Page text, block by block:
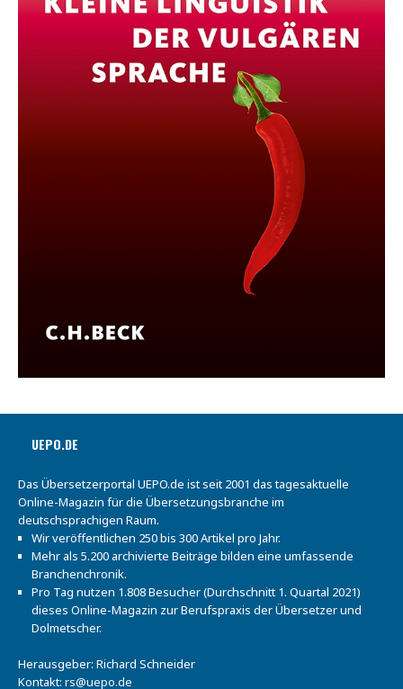
UEPO.DE
Das Übersetzerportal UEPO.de ist seit 2001 das tagesaktuelle
Online-Magazin für die Übersetzungsbranche im
deutschsprachigen Raum.
Wir veröffentlichen 250 bis 300 Artikel pro Jahr.
Mehr als 5.200 archivierte Beiträge bilden eine umfassende
Branchenchronik.
Pro Tag nutzen 1.808 Besucher (Durchschnitt 1. Quartal 2021)
dieses Online-Magazin zur Berufspraxis der Übersetzer und
Dolmetscher.
Herausgeber: Richard Schneider
Kontakt: rs@uepo.de